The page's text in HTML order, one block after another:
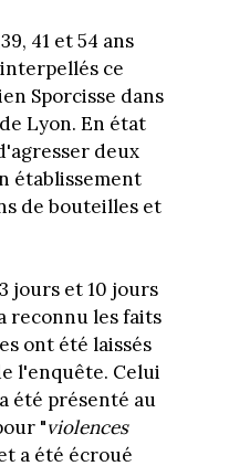
41 et 54 ans
ce
Sporcisse dans
Lyon. En état
deux
établissement
de bouteilles et
jours et 10 jours
reconnu les faits
ont été laissés
l'enquête. Celui
été présenté au
"violences
a été écroué